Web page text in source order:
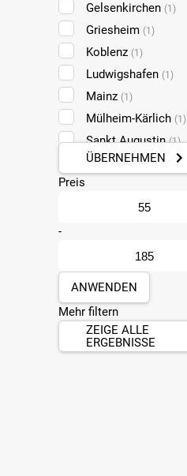
Wowow(2)
65
Gelsenkirchen (1)
Griesheim (1)
Koblenz (1)
Ludwigshafen (1)
Mainz (1)
Mülheim-Kärlich (1)
Sankt Augustin(1)
ÜBERNEHMEN
Preis
-
ANWENDEN
Mehr filtern
ZEIGE ALLE
ERGEBNISSE